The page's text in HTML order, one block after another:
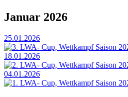
Januar 2026
25.01.2026
3. LWA- Cup, Wettkampf Saison
18.01.2026
2. LWA- Cup, Wettkampf Saison
04.01.2026
1. LWA- Cup, Wettkampf Saison